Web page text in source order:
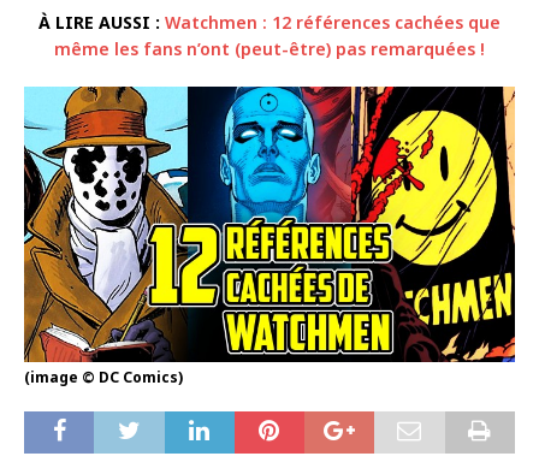
À LIRE AUSSI : Watchmen : 12 références cachées que
même les fans n’ont (peut-être) pas remarquées !
(image © DC Comics)